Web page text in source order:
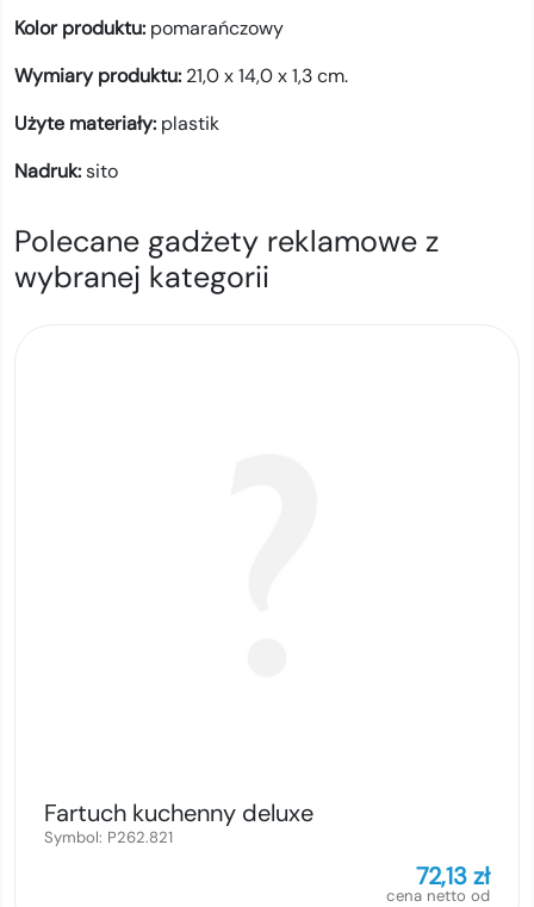
Kolor produktu: pomarańczowy
Wymiary produktu: 21,0 x 14,0 x 1,3 cm.
Użyte materiały: plastik
Nadruk:sito
Polecane gadżety reklamowe z
wybranej kategorii
Fartuch kuchenny deluxe
Symbol: P262.821
72,13zł
cena netto od